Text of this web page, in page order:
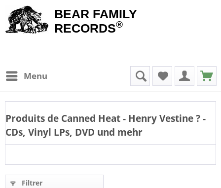
BEAR FAMILY
RECORDS®
Menu
Produits de Canned Heat - Henry Vestine? -
CDs, Vinyl LPs, DVD und mehr
Filtrer